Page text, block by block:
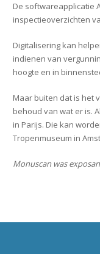
De softwareapplicatie
inspectieoverzichten
Digitalisering kan
indienen van
hoogte en in
Maar buiten dat is het
behoud van wat er is.
in Parijs. Die kan
Tropenmuseum in
Monuscan was